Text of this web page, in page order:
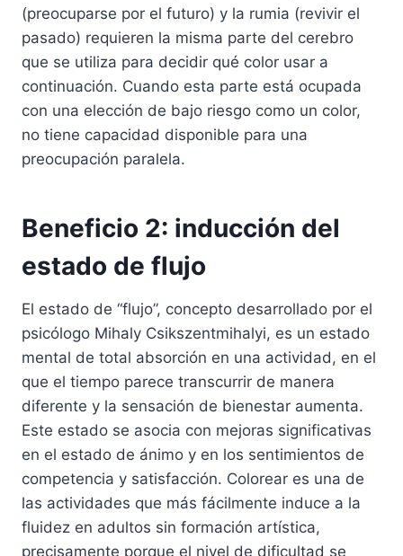
(preocuparse por el futuro) y la rumia (revivir el
pasado) requieren la misma parte del cerebro
que se utiliza para decidir qué color usar a
continuación. Cuando esta parte está ocupada
con una elección de bajo riesgo como un color,
no tiene capacidad disponible para una
preocupación paralela.
Beneficio 2: inducción del
estado de flujo
El estado de “flujo”, concepto desarrollado por el
psicólogo Mihaly Csikszentmihalyi, es un estado
mental de total absorción en una actividad, en el
que el tiempo parece transcurrir de manera
diferente y la sensación de bienestar aumenta.
Este estado se asocia con mejoras significativas
en el estado de ánimo y en los sentimientos de
competencia y satisfacción. Colorear es una de
las actividades que más fácilmente induce a la
fluidez en adultos sin formación artística,
precisamente porque el nivel de dificultad se